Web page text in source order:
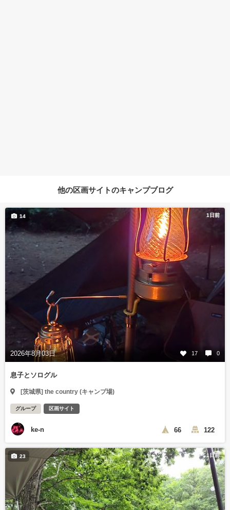
他の区画サイトのキャンプブログ
1日前
2026年8月03日 17 0
14
息子とソログル
[茨城県] the country (キャンプ場)
グループ 区画サイト
ke-n 66 122
1日前
23